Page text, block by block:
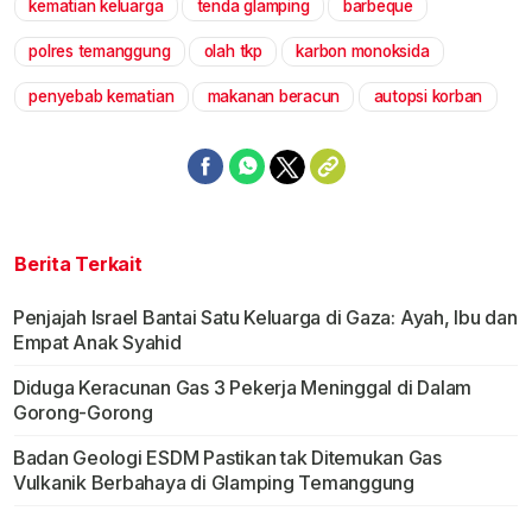
kematian keluarga tenda glamping barbeque
polres temanggung olah tkp karbon monoksida
penyebab kematian makanan beracun autopsi korban
Berita Terkait
Penjajah Israel Bantai Satu Keluarga di Gaza: Ayah, Ibu dan
Empat Anak Syahid
Diduga Keracunan Gas 3 Pekerja Meninggal di Dalam
Gorong-Gorong
Badan Geologi ESDM Pastikan tak Ditemukan Gas
Vulkanik Berbahaya di Glamping Temanggung